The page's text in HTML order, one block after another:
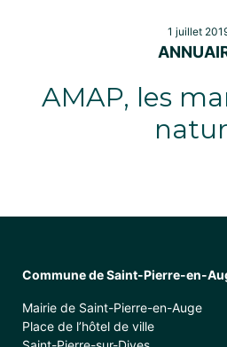
1 juillet
AMAP, les
Commune de Saint-Pierre-en-
Mairie de Saint-Pierre-en-Auge
Place de l’hôtel de ville